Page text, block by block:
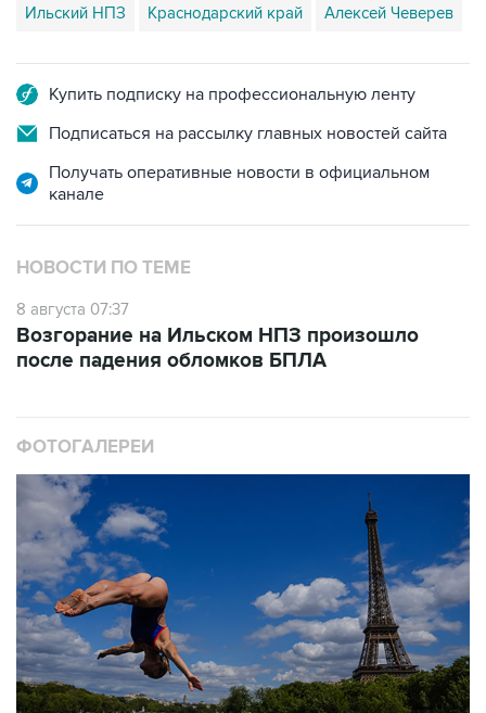
Ильский НПЗ Краснодарский край Алексей Чеверев
Купить подписку на профессиональную ленту
Подписаться на рассылку главных новостей сайта
Получать оперативные новости в официальном
канале
НОВОСТИ ПО ТЕМЕ
8 августа 07:37
Возгорание на Ильском НПЗ произошло
после падения обломков БПЛА
ФОТОГАЛЕРЕИ